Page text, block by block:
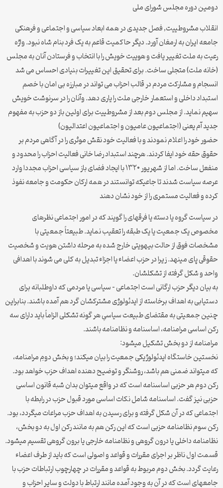
دومین دوره مجلس شورای ملی
انقلاب مشروطییت, فصل جدیدی در همه ابعاد سیاسی و اجتماعی و فرهنکی
جامعه ایران به ارمغان آورد. دیگر حاکمیت قاعم به یک فرد بنام شاه نبود. واژه
رعیت به ملت تغییر یافت و هوییت خویش را با انتخاب و فرستادن آنان به مجلس
(خانه ملت) متجلی ساخت. برای تحقیق این تغییرات بنیادی احساس می شد
انسجام و مشارکت مردم در قالب احزاب می تواند در مبارزه بی امان با خصم
استبداد داخلی و استعمار خارجی ملت را یاری دهد. وآنان را در سرنوشت خویش
سهیم نماید. از مجلس دوم بعد از مشروطییت برای اولین باز دو حزب به مفهوم
جدید آم یعنی (اجتماعیون عامیون و اجتماعیون اعتدالیون)
حضور خود را اعلام نمودند و با فعالیت خود نقش موثری را در آگاهی مردم بر
حقوق حقه خود ایفا کردند. هرچند استبداد رضا خانی فعالیت احزاب را محدود و
منفعل ساخت. اما از شهریور ۱۳۲۰ با ایجاد فضای باز سیاسی احزاب مجددا وارد
عرصه سیاست شدند تا جاعیکه توانستند در همه ارکان حکومت و جامعه نفوذ
کرده و فعالیت مستمری را از خود نشان دهند
در سیاست گروه یا دسته یا فرقهای را گویند که در امور اجتماعی نظرهای
مخصوص یک جمعیت یا یک طبقه را تعقیب نماید. طبیعتاً جمعیتی با
مشخصات فوق از حالت بیهویتی خارج شده به مرحله داشتن هویت و شخصیت
حقوقی پای مینهد. زیرا در حزب اعضاء یا اجزاء تبدیل به کلی می شوند با اهدافی
واحد و شکل گرفته از تشکلشان.
به بیان دیگر حزب ارگانی است اجتماعی – سیاسی یا مردمی که داوطلبانه برای
دستیابی به اهداف برخاسته از ایدئولوژی مشترکشان گرد هم آمده باشند. بنابراین
چنین جمعیتی به مقتضای طبیعت سیاسیِ هر گونه تشکلی الزاماً باید دارای سه
رکن اساسی مرامنامه، اساسنامه و نظامنامه باشند.
مرامنامه از دو بخش تشکیل میشود:
نخستین خاستگاه ایدئولوژیکی جمعیت را بیان میکند؛ و بخش دومِ مرامنامه،
که میتواند ضمنی هم باشد، روشنگر و توضیح دهنده اهداف حزب خواهد بود.
رکن دوم هر حزبی اساسنامه است که در واقع میتوان بدان شبه قانون اساسی
حزبی نیز گفت. اساسنامه شامل نکات اساسی مورد قبول حزب در رابطه با
اجتماعی که در آن شکل گرفته و برای رسیدن به اهداف حزب مراعات میگردد، بود.
رکن سوم نظامنامه حزبی است که این رکن هم به مانند رکن اول به دو بخش،
نظامنامه داخلی یا درون گروهی و نظامنامه خارجی یا برون گروهی تقسیم میشود.
قسمت اول ناظر بر اجرای مقررات و قواعد و اصولی است که باید از طرف اعضاء
رعایت گردد. بخش دوم مربوط به قواعد و مقررات در چهارچوب ارتباطات حزب با
جامعهای است که در آن به وجود آمده مانند ارتباط با دولت و سایر احزاب و